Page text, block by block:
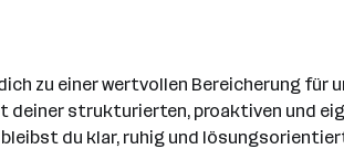
zu einer wertvollen Bereicherung
deiner strukturierten, proaktiven und
du klar, ruhig und